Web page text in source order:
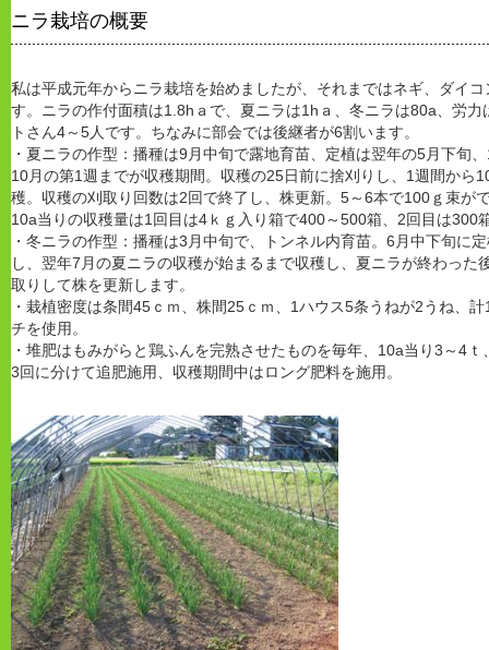
ニラ栽培の概要
私は平成元年からニラ栽培を始めましたが、それまではネギ、ダイ
す。ニラの作付面積は1.8hａで、夏ニラは1hａ、冬ニラは80a、労
トさん4～5人です。ちなみに部会では後継者が6割います。
・夏ニラの作型：播種は9月中旬で露地育苗、定植は翌年の5月下旬
10月の第1週までが収穫期間。収穫の25日前に捨刈りし、1週間から
穫。収穫の刈取り回数は2回で終了し、株更新。5～6本で100ｇ束が
10a当りの収穫量は1回目は4ｋｇ入り箱で400～500箱、2回目は300
・冬ニラの作型：播種は3月中旬で、トンネル内育苗。6月中下旬に
し、翌年7月の夏ニラの収穫が始まるまで収穫し、夏ニラが終わっ
取りして株を更新します。
・栽植密度は条間45ｃｍ、株間25ｃｍ、1ハウス5条うねが2うね、
チを使用。
・堆肥はもみがらと鶏ふんを完熟させたものを毎年、10a当り3～4
3回に分けて追肥施用、収穫期間中はロング肥料を施用。